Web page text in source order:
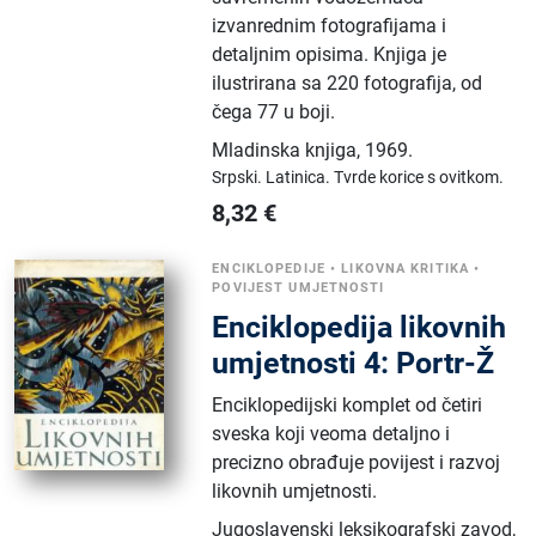
izvanrednim fotografijama i
detaljnim opisima. Knjiga je
ilustrirana sa 220 fotografija, od
čega 77 u boji.
Mladinska knjiga, 1969.
Srpski. Latinica.Tvrde korice s ovitkom.
8,32 €
ENCIKLOPEDIJE •LIKOVNA KRITIKA •
POVIJEST UMJETNOSTI
Enciklopedija likovnih
umjetnosti 4: Portr-Ž
Enciklopedijski komplet od četiri
sveska koji veoma detaljno i
precizno obrađuje povijest i razvoj
likovnih umjetnosti.
Jugoslavenski leksikografski zavod,